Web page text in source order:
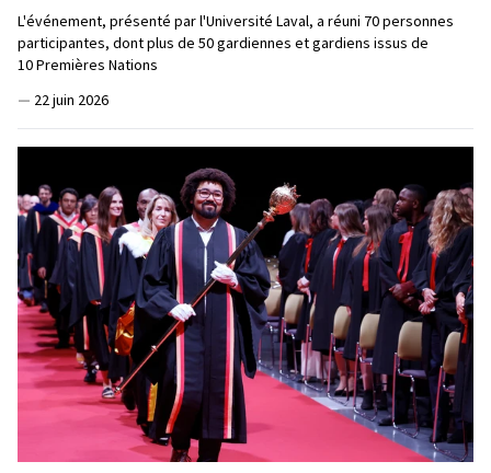
L'événement, présenté par l'Université Laval, a réuni 70 personnes
participantes, dont plus de 50 gardiennes et gardiens issus de
10 Premières Nations
— 22 juin 2026